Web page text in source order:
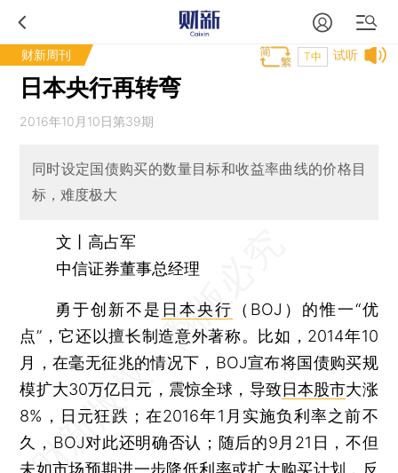
财新周刊 试听
T中
日本央行再转弯
2016年10月10日第39期
同时设定国债购买的数量目标和收益率曲线的价格目
标，难度极大
文丨高占军
中信证券董事总经理
勇于创新不是 日本央行 （BOJ）的惟一“优
点”，它还以擅长制造意外著称。比如，2014年10
月，在毫无征兆的情况下，BOJ宣布将国债购买规
模扩大30万亿日元，震惊全球，导致日本股市大涨
8%，日元狂跌；在2016年1月实施负利率之前不
久，BOJ对此还明确否认；随后的9月21日，不但
未如市场预期进一步降低利率或扩大购买计划，反